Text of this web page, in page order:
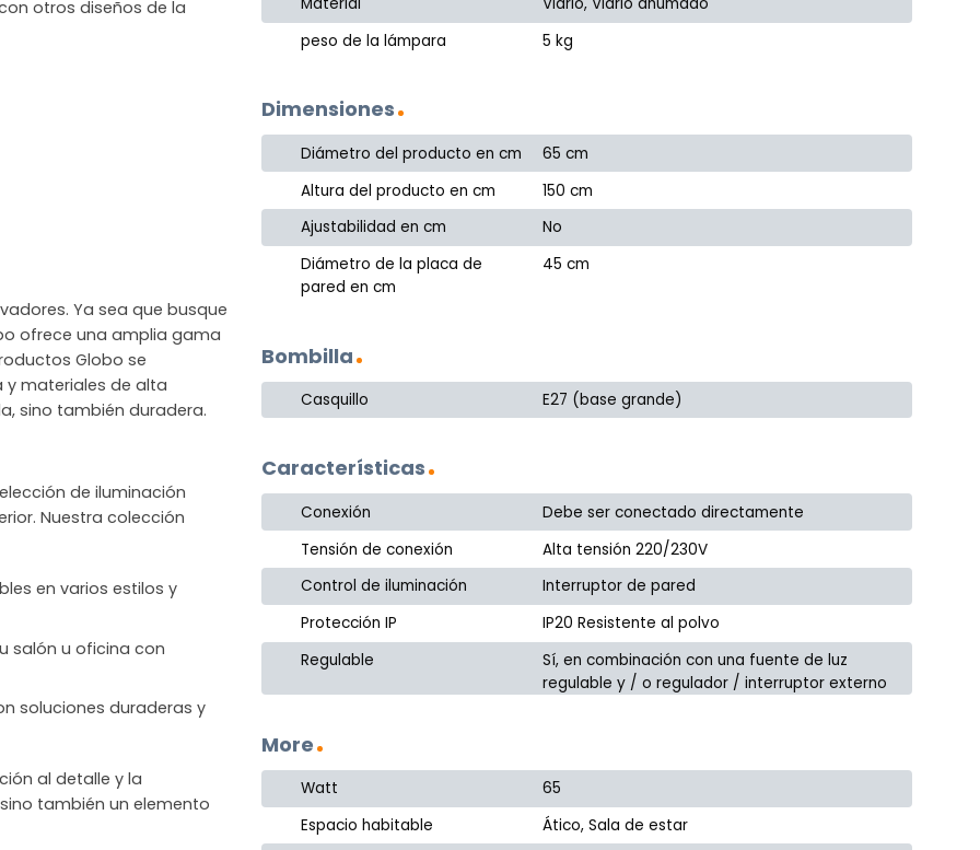
otros diseños de la
Ya sea que busque
ofrece una amplia gama
Globo se
y materiales de alta
sino también duradera.
de iluminación
Nuestra colección
en varios estilos y
salón u oficina con
soluciones duraderas y
al detalle y la
también un elemento
peso de la lámpara
5 kg
Dimensiones
Diámetro del producto en cm
65 cm
Altura del producto en cm
150 cm
Ajustabilidad en cm
No
Diámetro de la placa de
pared en cm
45 cm
Bombilla
Casquillo E27 (base grande)
Características
Conexión
Debe ser conectado directamente
Tensión de conexión
Alta tensión 220/230V
Control de iluminación
Interruptor de pared
Protección IP
IP20 Resistente al polvo
Regulable
Sí, en combinación con una fuente de luz
regulable y / o regulador / interruptor externo
More
Watt
65
Espacio habitable
Ático, Sala de estar